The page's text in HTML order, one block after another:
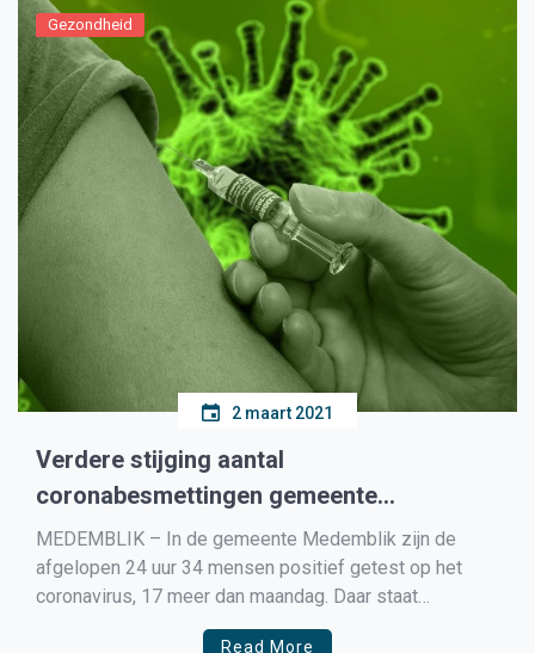
Gezondheid
2 maart 2021
Verdere stijging aantal
coronabesmettingen gemeente
Medemblik
MEDEMBLIK – In de gemeente Medemblik zijn de
afgelopen 24 uur 34 mensen positief getest op het
coronavirus, 17 meer dan maandag. Daar staat
tegenover dat er geen ziekenhuis opnames zijn en ook
Read More